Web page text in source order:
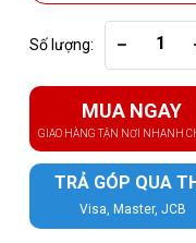
Số lượng:
MUA NGAY
GIAO HÀNG TẬN NƠI NHANH
TRẢ GÓP QUA
Visa, Master, JCB